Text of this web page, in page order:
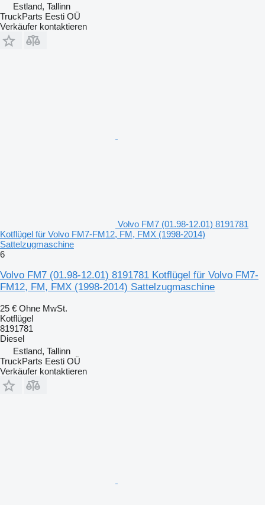
Estland, Tallinn
TruckParts Eesti OÜ
Verkäufer kontaktieren
Volvo FM7 (01.98-12.01) 8191781
Kotflügel für Volvo FM7-FM12, FM, FMX (1998-2014)
Sattelzugmaschine
6
Volvo FM7 (01.98-12.01) 8191781 Kotflügel für Volvo FM7-
FM12, FM, FMX (1998-2014) Sattelzugmaschine
25 € Ohne MwSt.
Kotflügel
8191781
Diesel
Estland, Tallinn
TruckParts Eesti OÜ
Verkäufer kontaktieren